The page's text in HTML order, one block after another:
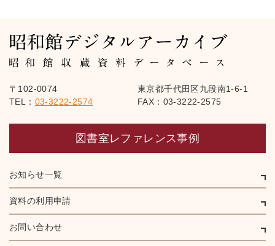
〒102-0074
東京都千代田区九段南1-6-1
TEL： 03-3222-2574 FAX：03-3222-2575
図書室レファレンス事例
お知らせ一覧
資料の利用申請
お問い合わせ